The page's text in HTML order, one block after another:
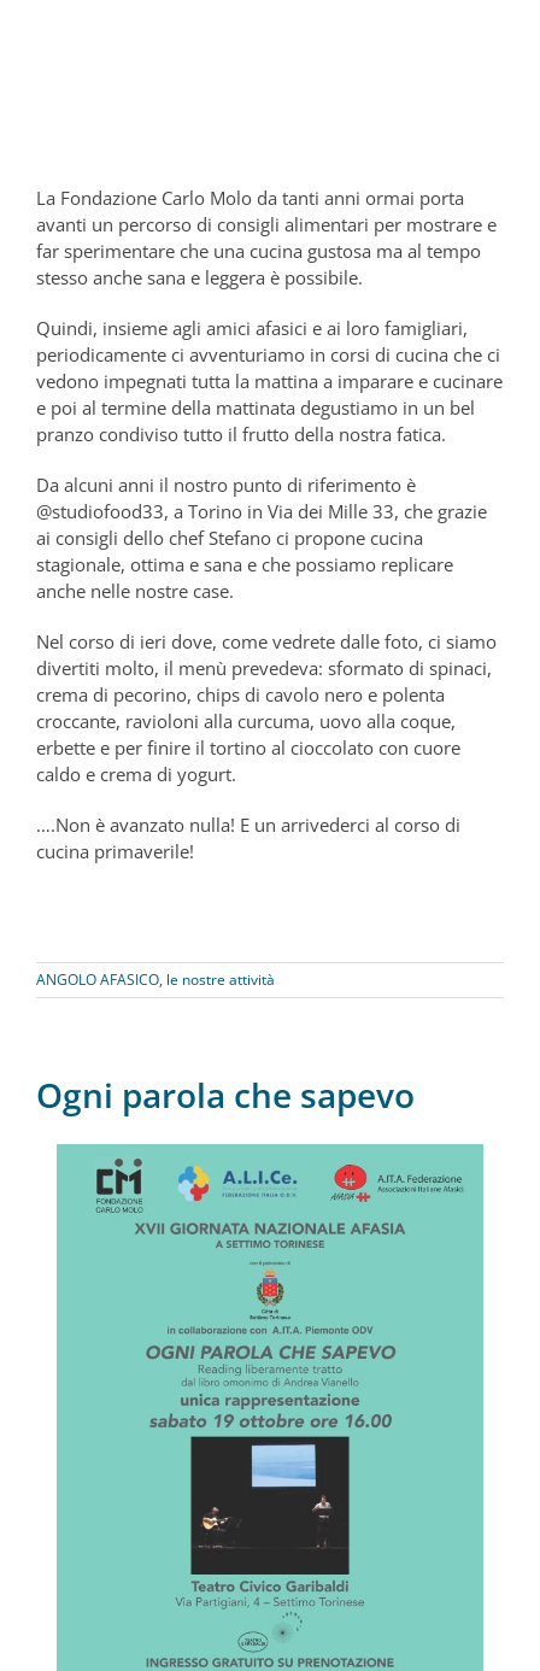
La Fondazione Carlo Molo da tanti anni ormai porta
avanti un percorso di consigli alimentari per mostrare e
far sperimentare che una cucina gustosa ma al tempo
stesso anche sana e leggera è possibile.
Quindi, insieme agli amici afasici e ai loro famigliari,
periodicamente ci avventuriamo in corsi di cucina che ci
vedono impegnati tutta la mattina a imparare e cucinare
e poi al termine della mattinata degustiamo in un bel
pranzo condiviso tutto il frutto della nostra fatica.
Da alcuni anni il nostro punto di riferimento è
@studiofood33, a Torino in Via dei Mille 33, che grazie
ai consigli dello chef Stefano ci propone cucina
stagionale, ottima e sana e che possiamo replicare
anche nelle nostre case.
Nel corso di ieri dove, come vedrete dalle foto, ci siamo
divertiti molto, il menù prevedeva: sformato di spinaci,
crema di pecorino, chips di cavolo nero e polenta
croccante, ravioloni alla curcuma, uovo alla coque,
erbette e per finire il tortino al cioccolato con cuore
caldo e crema di yogurt.
….Non è avanzato nulla! E un arrivederci al corso di
cucina primaverile!
ANGOLO AFASICO, le nostre attività
Ogni parola che sapevo